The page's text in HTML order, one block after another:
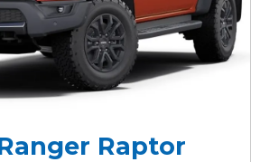
Raptor